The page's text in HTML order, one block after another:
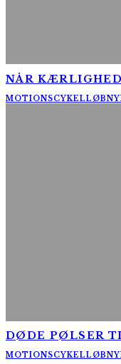
NÅR
MOTIONSCYKELLØB
DØDE PØLSER
MOTIONSCYKELLØB